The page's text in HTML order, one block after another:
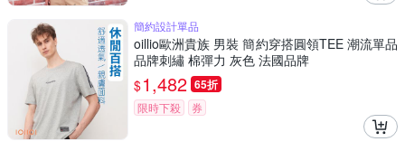
簡約設計單品
oillio歐洲貴族 男裝 簡約穿搭圓領TEE 潮流單品
品牌刺繡 棉彈力 灰色 法國品牌
$1,482 65折
限時下殺 券